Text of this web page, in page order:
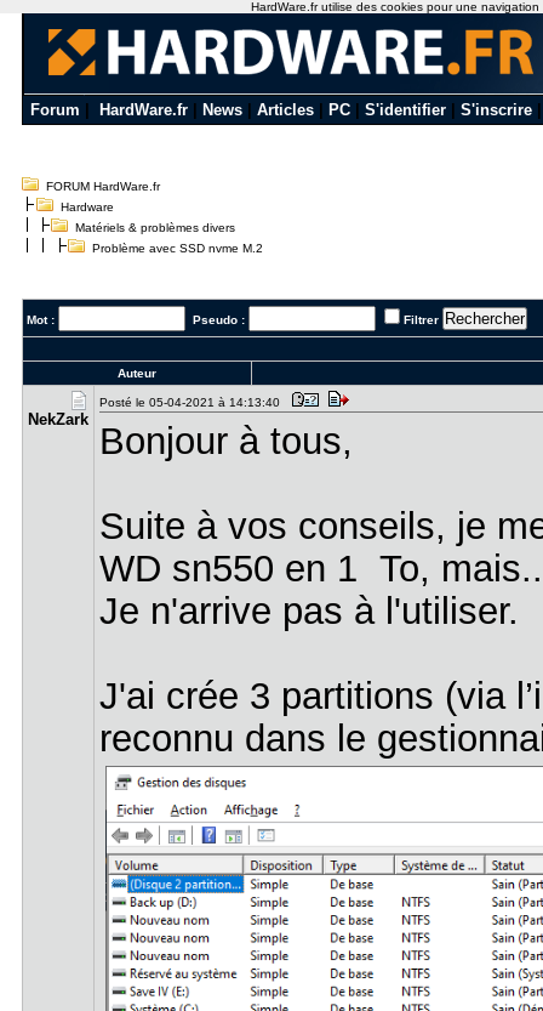
Forum HardWare.fr News Articles PC S'identifier S'inscrire
FORUM HardWare.fr
Hardware
Matériels & problèmes divers
Problème avec SSD nvme M.2
Mot : Pseudo : Filtrer
Auteur
NekZark
Posté le 05-04-2021 à 14:13:40
Bonjour à tous,
Suite à vos conseils, je
WD sn550 en 1 To,
Je n'arrive pas à l'utiliser.
J'ai crée 3 partitions (via
reconnu dans le
HardWare.fr utilise des cookies pour une